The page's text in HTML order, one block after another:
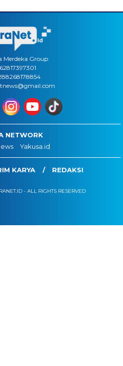
Merdeka Group
NETWORK
Yakusa.id
KARYA REDAKSI
- ALL RIGHTS RESERVED